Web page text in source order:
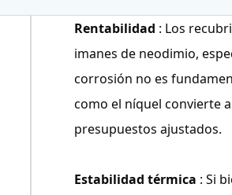
Rentabilidad : Los
imanes de neodimio,
corrosión no es
como el níquel convierte
presupuestos ajustados.
Estabilidad térmica : Si